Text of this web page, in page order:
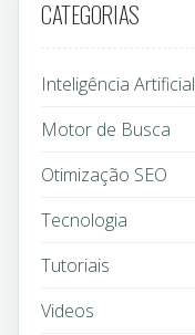
CATEGORIAS
Inteligência Artificial
Motor de Busca
Otimização SEO
Tecnologia
Tutoriais
Videos